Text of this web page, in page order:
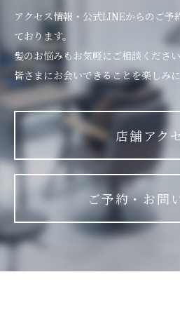
アクセス情報・公式LINEからのご予
ております。
髪のお悩みもお気軽にご相談ください
皆さまにお会いできることを楽しみに
店舗アク
ご予約・お問